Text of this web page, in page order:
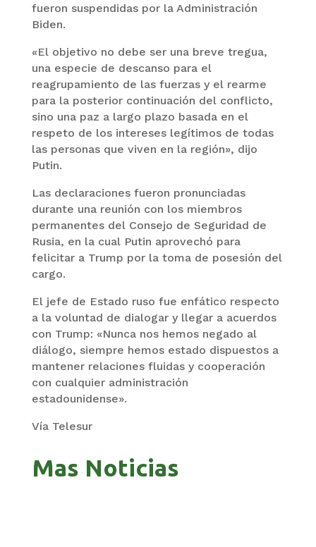
fueron suspendidas por la Administración
Biden.
«El objetivo no debe ser una breve tregua,
una especie de descanso para el
reagrupamiento de las fuerzas y el rearme
para la posterior continuación del conflicto,
sino una paz a largo plazo basada en el
respeto de los intereses legítimos de todas
las personas que viven en la región», dijo
Putin.
Las declaraciones fueron pronunciadas
durante una reunión con los miembros
permanentes del Consejo de Seguridad de
Rusia, en la cual Putin aprovechó para
felicitar a Trump por la toma de posesión del
cargo.
El jefe de Estado ruso fue enfático respecto
a la voluntad de dialogar y llegar a acuerdos
con Trump: «Nunca nos hemos negado al
diálogo, siempre hemos estado dispuestos a
mantener relaciones fluidas y cooperación
con cualquier administración
estadounidense».
Vía Telesur
Mas Noticias